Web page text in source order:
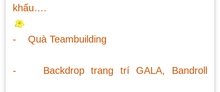
khấu….
- Quà Teambuilding
- Backdrop trang trí GALA, Bandroll